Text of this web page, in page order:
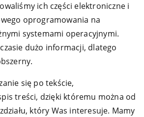
ich części elektroniczne i
oprogramowania na
systemami operacyjnymi.
dużo informacji, dlatego
się po tekście,
treści, dzięki któremu można od
który Was interesuje. Mamy